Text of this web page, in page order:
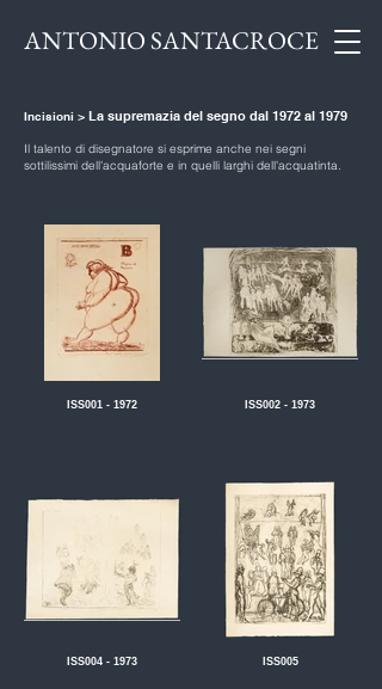
ANTONIO SANTACROCE
Incisioni > La supremazia del segno dal 1972 al 1979
Il talento di disegnatore si esprime anche nei segni
sottilissimi dell'acquaforte e in quelli larghi dell'acquatinta.
ISS001 - 1972 ISS002 - 1973
ISS004 - 1973 ISS005